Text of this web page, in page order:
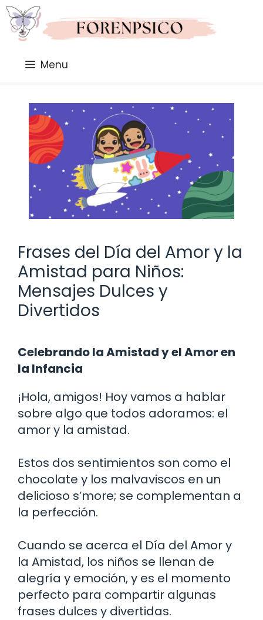
Saltar
al
contenido
Menu
Frases del Día del Amor y la
Amistad para Niños:
Mensajes Dulces y
Divertidos
Celebrando la Amistad y el Amor en
la Infancia
¡Hola, amigos! Hoy vamos a hablar
sobre algo que todos adoramos: el
amor y la amistad.
Estos dos sentimientos son como el
chocolate y los malvaviscos en un
delicioso s’more; se complementan a
la perfección.
Cuando se acerca el Día del Amor y
la Amistad, los niños se llenan de
alegría y emoción, y es el momento
perfecto para compartir algunas
frases dulces y divertidas.